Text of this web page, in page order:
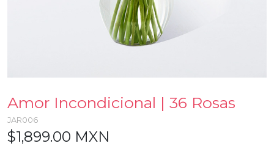
Amor Incondicional | 36 Rosas
JAR006
$1,899.00 MXN